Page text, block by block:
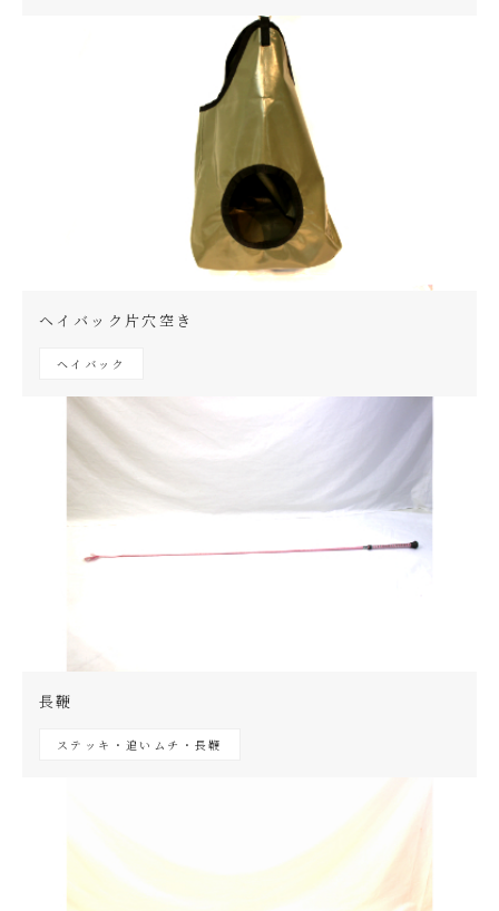
ヘイバック片穴空き
ヘイバック
長鞭
ステッキ・追いムチ・長鞭